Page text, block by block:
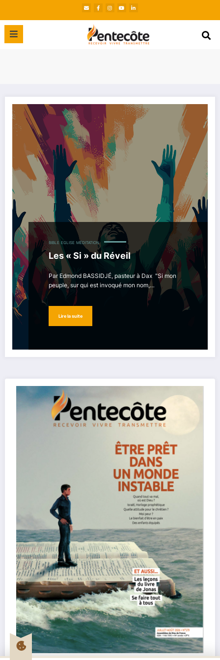
BIBLE EGLISE MÉDITATION
Les « Si » du Réveil
Par Edmond BASSIDJÉ, pasteur à Dax "Si mon
peuple, sur qui est invoqué mon nom,…
Lire la suite